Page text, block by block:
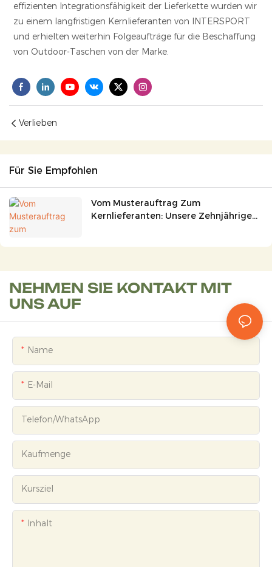
effizienten Integrationsfähigkeit der Lieferkette wurden wir
zu einem langfristigen Kernlieferanten von INTERSPORT
und erhielten weiterhin Folgeaufträge für die Beschaffung
von Outdoor-Taschen von der Marke.
Verlieben
Für Sie Empfohlen
Vom Musterauftrag Zum
Kernlieferanten: Unsere Zehnjährige
NEHMEN SIE KONTAKT MIT
UNS AUF
Name
E-Mail
Telefon/WhatsApp
Kaufmenge
Kursziel
Inhalt